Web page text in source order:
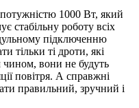
1000 Вт, який
стабільну роботу всіх
підключенню
тільки ті дроти, які
чином, вони не будуть
повітря. А справжні
правильний, зручний і